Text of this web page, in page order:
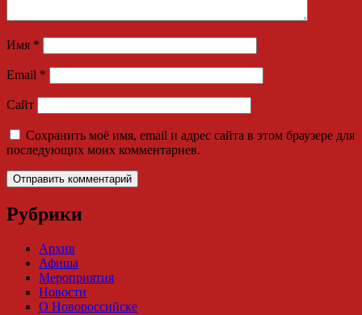
Имя *
Email *
Сайт
Сохранить моё имя, email и адрес сайта в этом браузере для
последующих моих комментариев.
Рубрики
Архив
Афиша
Мероприятия
Новости
О Новороссийске